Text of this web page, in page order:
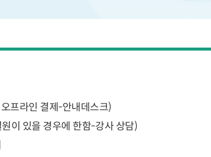
프라인 결제-안내데스크)
이 있을 경우에 한함-강사 상담)